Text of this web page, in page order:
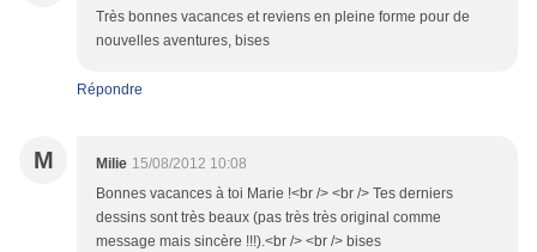
Très bonnes vacances et reviens en pleine forme pour de
nouvelles aventures, bises
Répondre
M Milie 15/08/2012 10:08
Bonnes vacances à toi Marie !<br /> <br /> Tes derniers
dessins sont très beaux (pas très très original comme
message mais sincère !!!).<br /> <br /> bises